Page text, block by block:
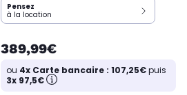
Pensez
à la location
389,99€
ou 4x Carte bancaire : 107,25€puis
3x 97,5€